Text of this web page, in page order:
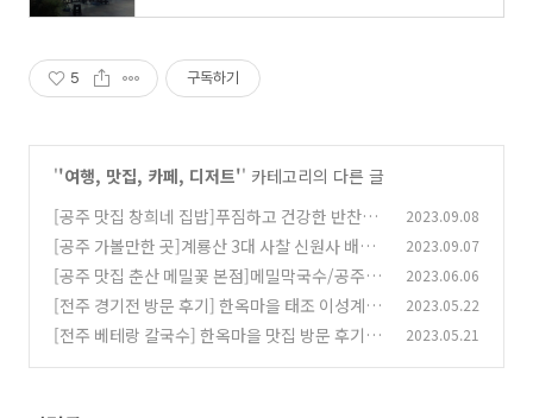
5 구독하기
''여행, 맛집, 카페, 디저트'' 카테고리의 다른 글
[공주 맛집 창희네 집밥]푸짐하고 건강한 반찬과
오늘의 백반 만둣국!
(5)
2023.09.08
[공주 가볼만한 곳]계룡산 3대 사찰 신원사 배롱
나무 꽃 명소 산책하기 좋아요.
(0)
2023.09.07
[공주 맛집 춘산 메밀꽃 본점]메밀막국수/공주여
행 맛집 (0)
2023.06.06
[전주 경기전 방문 후기] 한옥마을 태조 이성계의
어진이 봉안된곳 (0)
2023.05.22
[전주 베테랑 칼국수] 한옥마을 맛집 방문 후기/
2023.05.21